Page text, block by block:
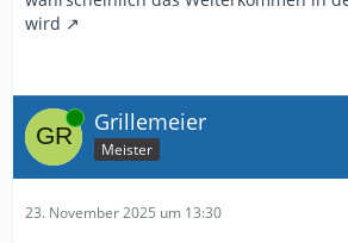
wird
Online Grillemeier
Meister
23. November 2025 um 13:30